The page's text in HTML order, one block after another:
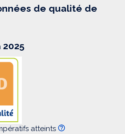
de qualité de
2025
atteints